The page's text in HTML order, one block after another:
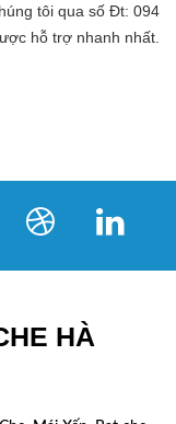
tôi qua số Đt: 094
hỗ trợ nhanh nhất.
HÀ